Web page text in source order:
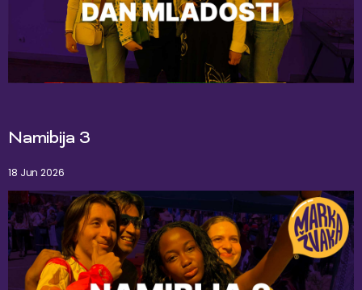
Namibija 3
18 Jun 2026